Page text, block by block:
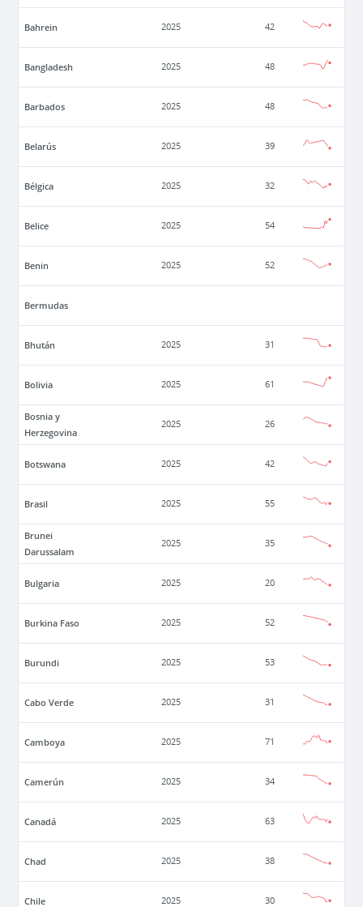
Bahrein 2025 42
Bangladesh 2025 48
Barbados 2025 48
Belarús 2025 39
Bélgica 2025 32
Belice 2025 54
Benin 2025 52
Bermudas
Bhután 2025 31
Bolivia 2025 61
Bosnia y
Herzegovina
2025 26
Botswana 2025 42
Brasil 2025 55
Brunei
Darussalam
2025 35
Bulgaria 2025 20
Burkina Faso 2025 52
Burundi 2025 53
Cabo Verde 2025 31
Camboya 2025 71
Camerún 2025 34
Canadá 2025 63
Chad 2025 38
Chile 2025 30